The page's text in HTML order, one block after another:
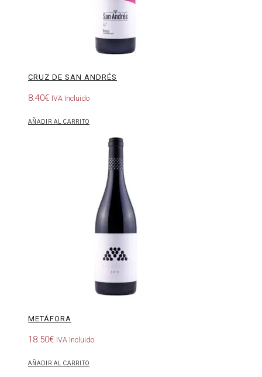
CRUZ DE SAN ANDRÉS
8.40€ IVA Incluido
AÑADIR AL CARRITO
METÁFORA
18.50€ IVA Incluido
AÑADIR AL CARRITO